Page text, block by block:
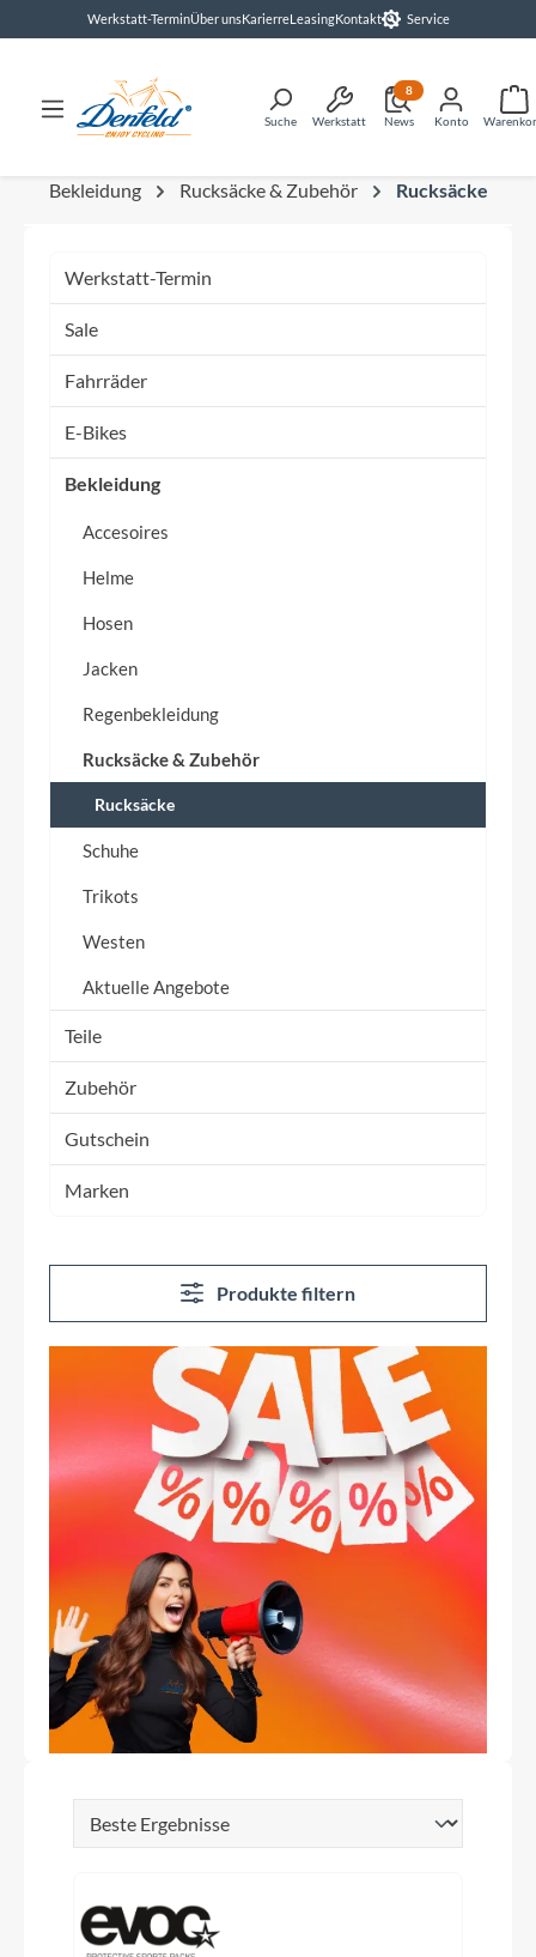
springenWerkstatt-TerminÜber unsKarierreLeasingKontakt Service
Suche Werkstatt News
8
Konto
Bekleidung Rucksäcke & Zubehör Rucksäcke
Werkstatt-Termin
Sale
Fahrräder
E-Bikes
Bekleidung
Accesoires
Helme
Hosen
Jacken
Regenbekleidung
Rucksäcke & Zubehör
Rucksäcke
Schuhe
Trikots
Westen
Aktuelle Angebote
Teile
Zubehör
Gutschein
Marken
Produkte filtern